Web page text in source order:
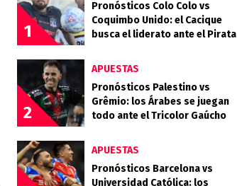
1
Pronósticos Colo Colo vs
Coquimbo Unido: el Cacique
busca el liderato ante el Pirata
2
APUESTAS
Pronósticos Palestino vs
Grêmio: los Árabes se juegan
todo ante el Tricolor Gaúcho
APUESTAS
Pronósticos Barcelona vs
Universidad Católica: los